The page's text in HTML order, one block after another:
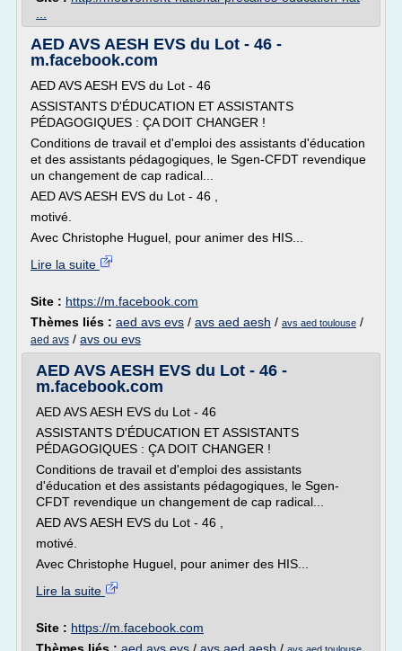
AED AVS AESH EVS du Lot - 46 -
m.facebook.com
AED AVS AESH EVS du Lot - 46
ASSISTANTS D'ÉDUCATION ET ASSISTANTS
PÉDAGOGIQUES : ÇA DOIT CHANGER !
Conditions de travail et d'emploi des assistants d'éducation
et des assistants pédagogiques, le Sgen-CFDT revendique
un changement de cap radical...
AED AVS AESH EVS du Lot - 46 ,
motivé.
Avec Christophe Huguel, pour animer des HIS...
Lire la suite
Site : https://m.facebook.com
Thèmes liés : aed avs evs / avs aed aesh / avs aed toulouse /
aed avs / avs ou evs
AED AVS AESH EVS du Lot - 46 -
m.facebook.com
AED AVS AESH EVS du Lot - 46
ASSISTANTS D'ÉDUCATION ET ASSISTANTS
PÉDAGOGIQUES : ÇA DOIT CHANGER !
Conditions de travail et d'emploi des assistants
d'éducation et des assistants pédagogiques, le Sgen-
CFDT revendique un changement de cap radical...
AED AVS AESH EVS du Lot - 46 ,
motivé.
Avec Christophe Huguel, pour animer des HIS...
Lire la suite
Site : https://m.facebook.com